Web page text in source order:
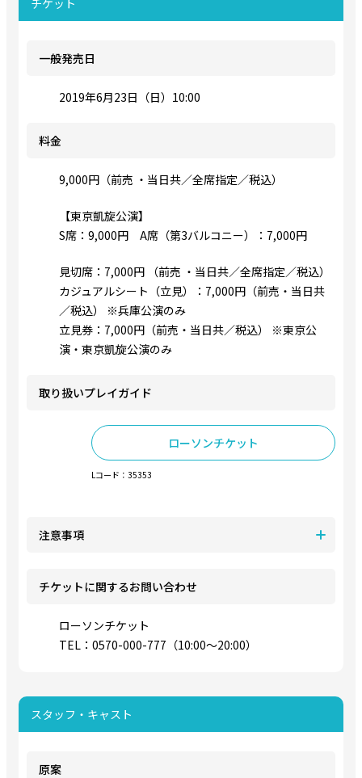
チケット
一般発売日
2019年6月23日（日）10:00
料金
9,000円（前売 ・当日共／全席指定／税込）
【東京凱旋公演】
S席：9,000円 A席（第3バルコニー）：7,000円
見切席：7,000円 （前売 ・当日共／全席指定／税込）
カジュアルシート（立見）：7,000円（前売・当日共
／税込） ※兵庫公演のみ
立見券：7,000円（前売・当日共／税込） ※東京公
演・東京凱旋公演のみ
取り扱いプレイガイド
ローソンチケット
Lコード：35353
注意事項
チケットに関するお問い合わせ
ローソンチケット
TEL：0570-000-777（10:00～20:00）
スタッフ・キャスト
原案